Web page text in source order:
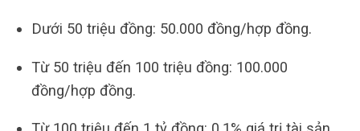
Dưới 50 triệu đồng: 50.000 đồng/hợp đồng.
Từ 50 triệu đến 100 triệu đồng: 100.000
đồng/hợp đồng.